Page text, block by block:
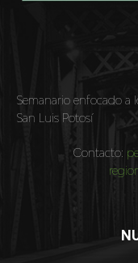
Semanario enfocado a
San Luis Potosí
Contacto: